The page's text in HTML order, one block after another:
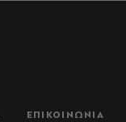
ΕΠΙΚΟΙΝΩΝΙΑ